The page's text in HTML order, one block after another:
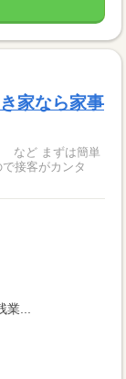
家なら家事
など まずは簡単
業...